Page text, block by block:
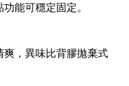
能可穩定固定。
爽，異味比背膠拋棄式